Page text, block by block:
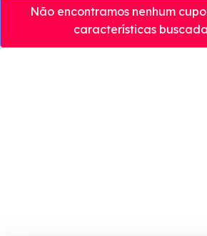
Não encontramos nenhum
características